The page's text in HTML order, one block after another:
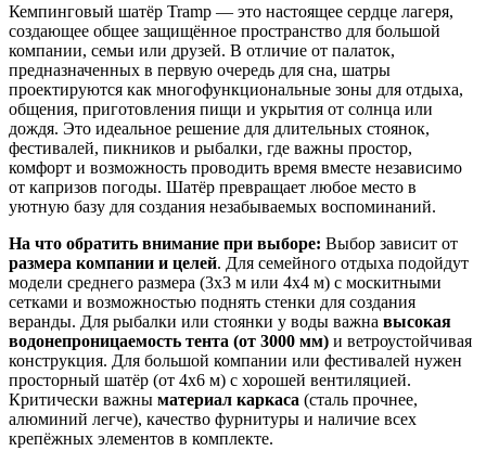
Кемпинговый шатёр Tramp — это настоящее сердце лагеря,
создающее общее защищённое пространство для большой
компании, семьи или друзей. В отличие от палаток,
предназначенных в первую очередь для сна, шатры
проектируются как многофункциональные зоны для отдыха,
общения, приготовления пищи и укрытия от солнца или
дождя. Это идеальное решение для длительных стоянок,
фестивалей, пикников и рыбалки, где важны простор,
комфорт и возможность проводить время вместе независимо
от капризов погоды. Шатёр превращает любое место в
уютную базу для создания незабываемых воспоминаний.
На что обратить внимание при выборе: Выбор зависит от
размера компании и целей. Для семейного отдыха подойдут
модели среднего размера (3x3 м или 4x4 м) с москитными
сетками и возможностью поднять стенки для создания
веранды. Для рыбалки или стоянки у воды важна высокая
водонепроницаемость тента (от 3000 мм) и ветроустойчивая
конструкция. Для большой компании или фестивалей нужен
просторный шатёр (от 4x6 м) с хорошей вентиляцией.
Критически важны материал каркаса (сталь прочнее,
алюминий легче), качество фурнитуры и наличие всех
крепёжных элементов в комплекте.